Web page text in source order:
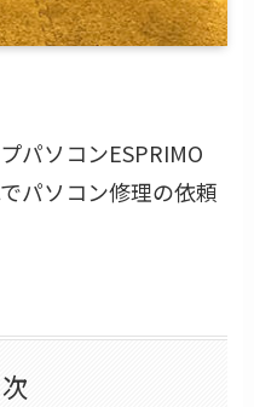
パソコンESPRIMO
パソコン修理の依頼